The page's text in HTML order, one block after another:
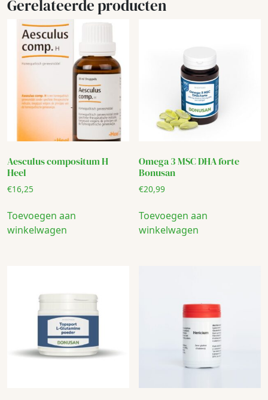
Gerelateerde producten
Aesculus compositum H
Heel
€16,25
Toevoegen aan
winkelwagen
Omega 3 MSC DHA forte
Bonusan
€20,99
Toevoegen aan
winkelwagen